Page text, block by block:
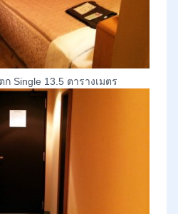
Single 13.5 ตารางเมตร